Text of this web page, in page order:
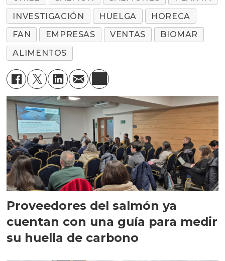
INVESTIGACIÓN
HUELGA
HORECA
FAN
EMPRESAS VENTAS
BIOMAR
ALIMENTOS
Proveedores del salmón ya
cuentan con una guía para medir
su huella de carbono